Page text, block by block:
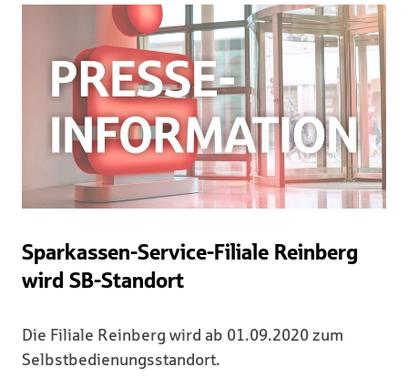
Sparkassen-Service-Filiale Reinberg
wird SB-Standort
Die Filiale Reinberg wird ab 01.09.2020 zum
Selbstbedienungsstandort.